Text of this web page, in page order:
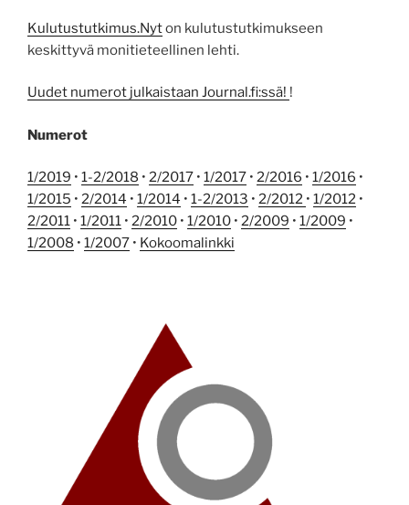
Kulutustutkimus.Nyton kulutustutkimukseen
keskittyvä monitieteellinen lehti.
Uudet numerot julkaistaan Journal.fi:ssä! !
Numerot
1/2019 • 1-2/2018 • 2/2017 • 1/2017 • 2/2016 • 1/2016 •
1/2015 • 2/2014 • 1/2014 • 1-2/2013 • 2/2012 • 1/2012 •
2/2011 • 1/2011 • 2/2010 • 1/2010 • 2/2009 • 1/2009 •
1/2008 • 1/2007 • Kokoomalinkki